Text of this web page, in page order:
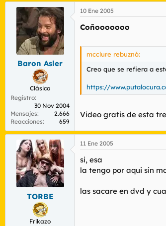
Baron Asler
Clásico
Registro
30 Nov 2004
Mensajes
2.666
Reacciones
659
10 Ene 2005
Coñooooooo
mcclure rebuznó:
Creo que se refiera a
https://
Video gratis de esta
TORBE
Frikazo
11 Ene 2005
si, esa
la tengo por aqui sin
las sacare en dvd y